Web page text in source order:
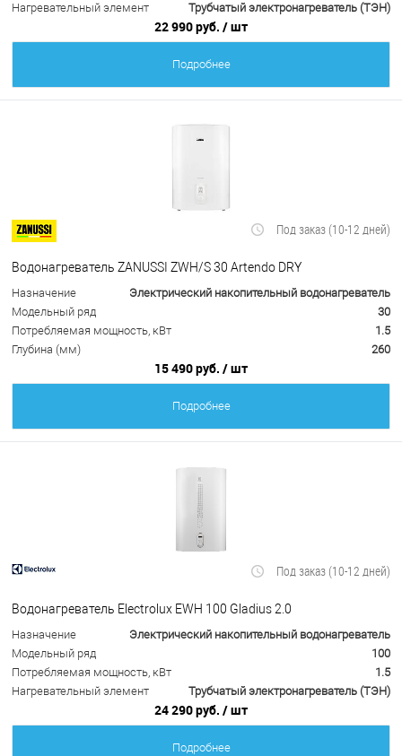
Нагревательный элемент
Трубчатый электронагреватель (ТЭН)
22 990 руб. / шт
Подробнее
Под заказ (10-12 дней)
Водонагреватель ZANUSSI ZWH/S 30 Artendo DRY
Назначение
Электрический накопительный водонагреватель
Модельный ряд
30
Потребляемая мощность, кВт
1.5
Глубина (мм)
260
15 490 руб. / шт
Подробнее
Под заказ (10-12 дней)
Водонагреватель Electrolux EWH 100 Gladius 2.0
Назначение
Электрический накопительный водонагреватель
Модельный ряд
100
Потребляемая мощность, кВт
1.5
Нагревательный элемент
Трубчатый электронагреватель (ТЭН)
24 290 руб. / шт
Подробнее